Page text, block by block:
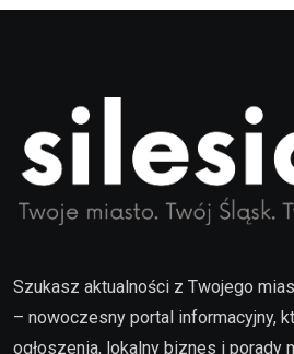
Szukasz aktualności z Twojego
– nowoczesny portal informacyjny,
ogłoszenia, lokalny biznes i porady